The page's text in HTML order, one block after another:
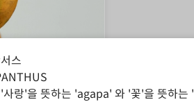
스
랑'을 뜻하는 'agapa' 와 '꽃'을 뜻하는